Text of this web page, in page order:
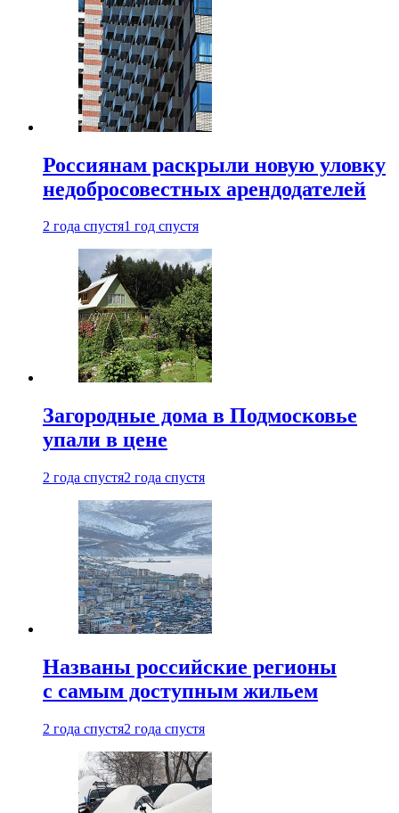
Россиянам раскрыли новую уловку
недобросовестных арендодателей
2 года спустя1 год спустя
Загородные дома в Подмосковье
упали в цене
2 года спустя2 года спустя
Названы российские регионы
с самым доступным жильем
2 года спустя2 года спустя